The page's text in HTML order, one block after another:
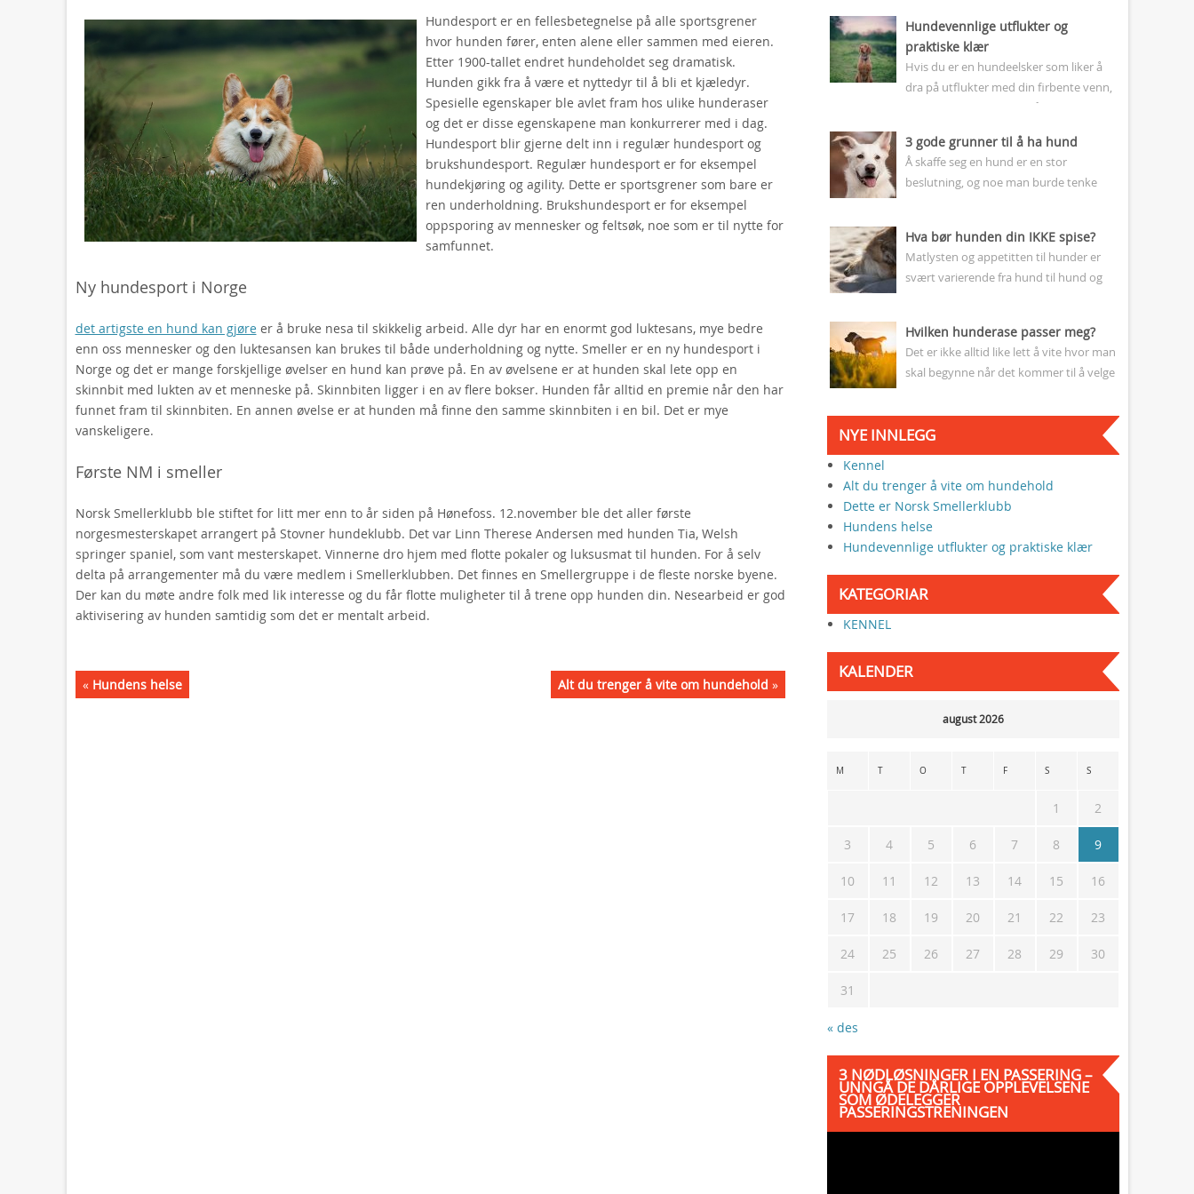
Hundesport er en fellesbetegnelse på alle sportsgrener
hvor hunden fører, enten alene eller sammen med eieren.
Etter 1900-tallet endret hundeholdet seg dramatisk.
Hunden gikk fra å være et nyttedyr til å bli et kjæledyr.
Spesielle egenskaper ble avlet fram hos ulike hunderaser
og det er disse egenskapene man konkurrerer med i dag.
Hundesport blir gjerne delt inn i regulær hundesport og
brukshundesport. Regulær hundesport er for eksempel
hundekjøring og agility. Dette er sportsgrener som bare er
ren underholdning. Brukshundesport er for eksempel
oppsporing av mennesker og feltsøk, noe som er til nytte for
samfunnet.
Ny hundesport i Norge
det artigste en hund kan gjøreer å bruke nesa til skikkelig arbeid. Alle dyr har en enormt god luktesans, mye bedre
enn oss mennesker og den luktesansen kan brukes til både underholdning og nytte. Smeller er en ny hundesport i
Norge og det er mange forskjellige øvelser en hund kan prøve på. En av øvelsene er at hunden skal lete opp en
skinnbit med lukten av et menneske på. Skinnbiten ligger i en av flere bokser. Hunden får alltid en premie når den har
funnet fram til skinnbiten. En annen øvelse er at hunden må finne den samme skinnbiten i en bil. Det er mye
vanskeligere.
Første NM i smeller
Norsk Smellerklubb ble stiftet for litt mer enn to år siden på Hønefoss. 12.november ble det aller første
norgesmesterskapet arrangert på Stovner hundeklubb. Det var Linn Therese Andersen med hunden Tia, Welsh
springer spaniel, som vant mesterskapet. Vinnerne dro hjem med flotte pokaler og luksusmat til hunden. For å selv
delta på arrangementer må du være medlem i Smellerklubben. Det finnes en Smellergruppe i de fleste norske byene.
Der kan du møte andre folk med lik interesse og du får flotte muligheter til å trene opp hunden din. Nesearbeid er god
aktivisering av hunden samtidig som det er mentalt arbeid.
« Hundens helse Alt du trenger å vite om hundehold »
Hundevennlige utflukter og
praktiske klær
Hvis du er en hundeelsker som liker å
dra på utflukter med din firbente venn,
vet du hvor viktig det er å ha praktiske
3 gode grunner til å ha hund
Å skaffe seg en hund er en stor
beslutning, og noe man burde tenke
Hva bør hunden din IKKE spise?
Matlysten og appetitten til hunder er
svært varierende fra hund til hund og
Hvilken hunderase passer meg?
Det er ikke alltid like lett å vite hvor man
skal begynne når det kommer til å velge
NYE INNLEGG
Kennel
Alt du trenger å vite om hundehold
Dette er Norsk Smellerklubb
Hundens helse
Hundevennlige utflukter og praktiske klær
KATEGORIAR
KENNEL
KALENDER
august 2026
M T O T F S S
1 2
3 4 5 6 7 8 9
10 11 12 13 14 15 16
17 18 19 20 21 22 23
24 25 26 27 28 29 30
31
« des
3 NØDLØSNINGER I EN PASSERING –
UNNGÅ DE DÅRLIGE OPPLEVELSENE
SOM ØDELEGGER
PASSERINGSTRENINGEN